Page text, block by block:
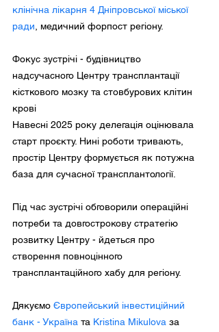
клінічна лікарня 4 Дніпровської міської
ради , медичний форпост регіону.
Фокус зустрічі - будівництво
надсучасного Центру трансплантації
кісткового мозку та стовбурових клітин
крові
Навесні 2025 року делегація оцінювала
старт проєкту. Нині роботи тривають,
простір Центру формується як потужна
база для сучасної трансплантології.
Під час зустрічі обговорили операційні
потреби та довгострокову стратегію
розвитку Центру - йдеться про
створення повноцінного
трансплантаційного хабу для регіону.
Дякуємо Європейський інвестиційний
банк - Україна та Kristina Mikulova за